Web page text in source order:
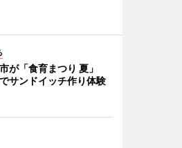
が「食育まつり 夏」
サンドイッチ作り体験